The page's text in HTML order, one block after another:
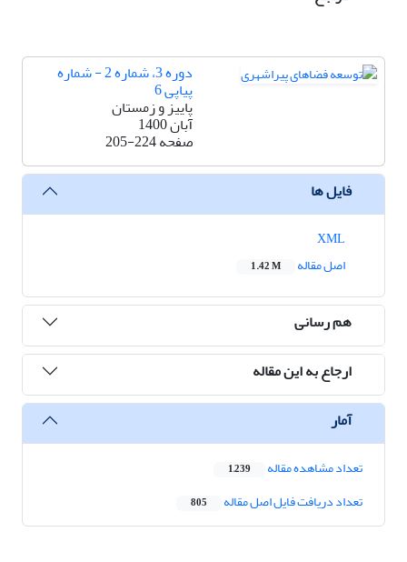
دوره 3، شماره 2 - شماره
پیاپی 6
پاییز و زمستان
آبان 1400
صفحه205-224
فایل ها
اصل مقاله
1.42 M
هم رسانی
ارجاع به این مقاله
آمار
تعداد مشاهده مقاله 1,239
تعداد دریافت فایل اصل مقاله 805